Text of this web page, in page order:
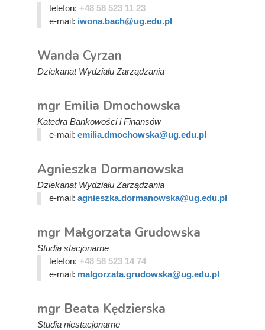
telefon: +48 58 523 11 23
e-mail: iwona.bach@ug.edu.pl
Wanda Cyrzan
Dziekanat Wydziału Zarządzania
mgr Emilia Dmochowska
Katedra Bankowości i Finansów
e-mail: emilia.dmochowska@ug.edu.pl
Agnieszka Dormanowska
Dziekanat Wydziału Zarządzania
e-mail: agnieszka.dormanowska@ug.edu.pl
mgr Małgorzata Grudowska
Studia stacjonarne
telefon: +48 58 523 14 74
e-mail: malgorzata.grudowska@ug.edu.pl
mgr Beata Kędzierska
Studia niestacjonarne